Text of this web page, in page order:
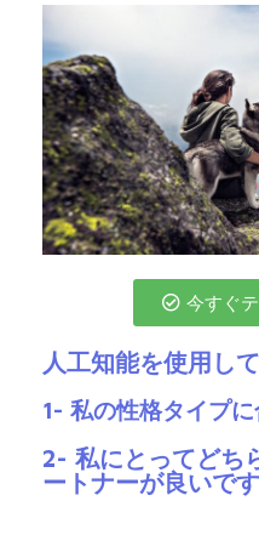
今すぐ
人工知能を使用し
1- 私の性格タイプ
2- 私にとってどち
ートナーが良いで